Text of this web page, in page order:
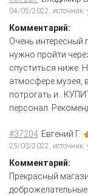
04/05/2022, источник:
Комментарий:
Очень интересный
нужно пройти
спуститься ниже.
атмосфере музея,
потрогать и..
персонал.
#37204 Евгений Г.
25/03/2022, источник:
Комментарий:
Прекрасный